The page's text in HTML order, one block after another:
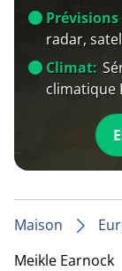
radar,
Climat:
climatique
Maison
Meikle Earnock